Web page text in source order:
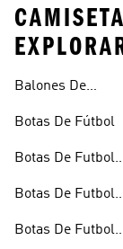
Balones De
Botas De Fútbol
Botas De Futbol
Botas De Futbol
Botas De Futbol